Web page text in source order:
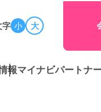
字 小 大
報マイナビパートナ